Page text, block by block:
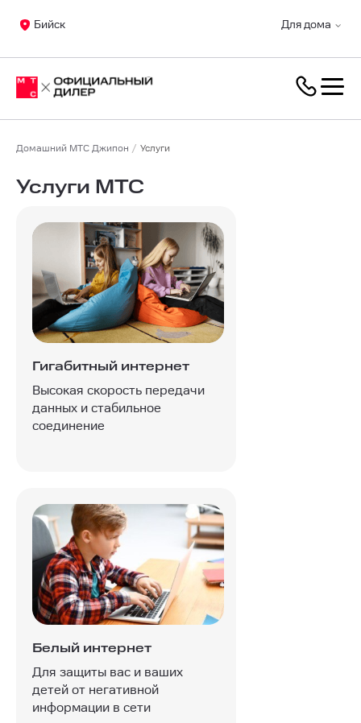
Для дома
Бийск
Домашний МТС Джипон Услуги
Услуги МТС
Гигабитный интернет
Высокая скорость передачи
данных и стабильное
соединение
Белый интернет
Для защиты вас и ваших
детей от негативной
информации в сети